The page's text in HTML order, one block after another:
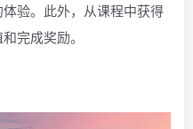
验。此外，从课程中获得
完成奖励。